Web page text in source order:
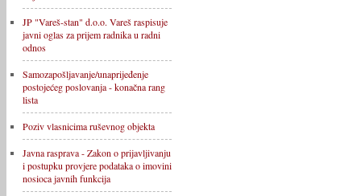
JP "Vareš-stan" d.o.o. Vareš raspisuje
javni oglas za prijem radnika u radni
odnos
Samozapošljavanje/unaprijeđenje
postojećeg poslovanja - konačna rang
lista
Poziv vlasnicima ruševnog objekta
Javna rasprava - Zakon o prijavljivanju
i postupku provjere podataka o imovini
nosioca javnih funkcija